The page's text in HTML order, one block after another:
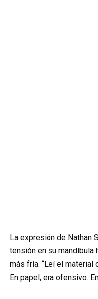
La expresión de Nathan
tensión en su mandíbula
más fría. “Leí el material
En papel, era ofensivo.